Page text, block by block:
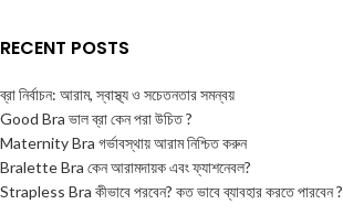
RECENT POSTS
ব্রা নির্বাচন: আরাম, স্বাস্থ্য ও সচেতনতার সমন্বয়
Good Bra ভাল ব্রা কেন পরা উচিত ?
Maternity Bra গর্ভাবস্থায় আরাম নিশ্চিত করুন
Bralette Bra কেন আরামদায়ক এবং ফ্যাশনেবল?
Strapless Bra কীভাবে পরবেন? কত ভাবে ব্যাবহার করতে পারবেন ?